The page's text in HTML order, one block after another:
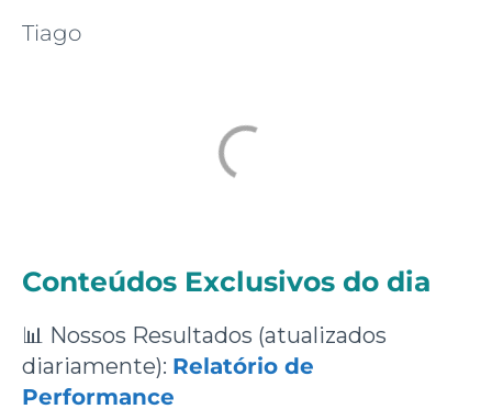
Tiago
Conteúdos Exclusivos do dia
📊 Nossos Resultados (atualizados
diariamente): Relatório de
Performance